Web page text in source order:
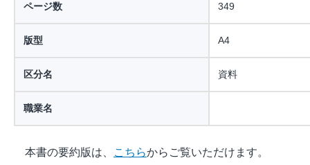
ページ数 349
版型 A4
区分名 資料
職業名
本書の要約版は、 こちらからご覧いただけます。